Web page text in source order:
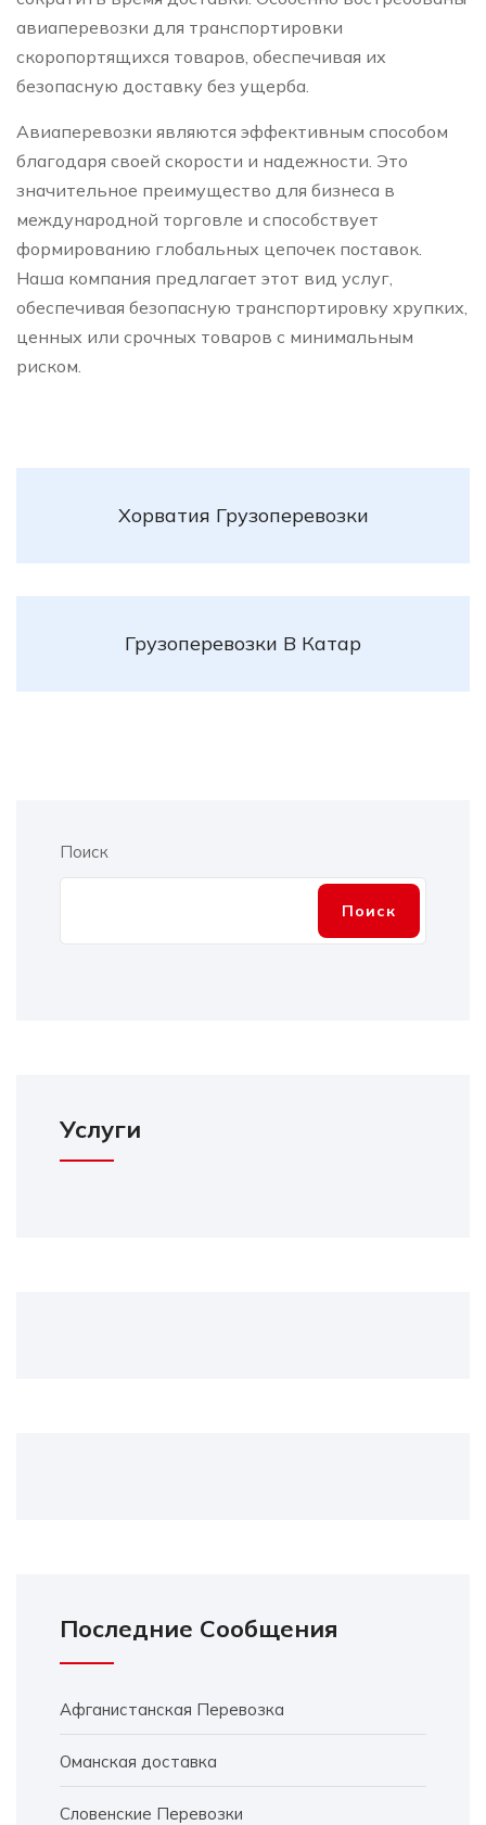
авиаперевозки для транспортировки
скоропортящихся товаров, обеспечивая их
безопасную доставку без ущерба.
Авиаперевозки являются эффективным способом
благодаря своей скорости и надежности. Это
значительное преимущество для бизнеса в
международной торговле и способствует
формированию глобальных цепочек поставок.
Наша компания предлагает этот вид услуг,
обеспечивая безопасную транспортировку хрупких,
ценных или срочных товаров с минимальным
риском.
Хорватия Грузоперевозки
Грузоперевозки В Катар
Поиск
Поиск
Услуги
Последние Сообщения
Афганистанская Перевозка
Оманская доставка
Словенские Перевозки